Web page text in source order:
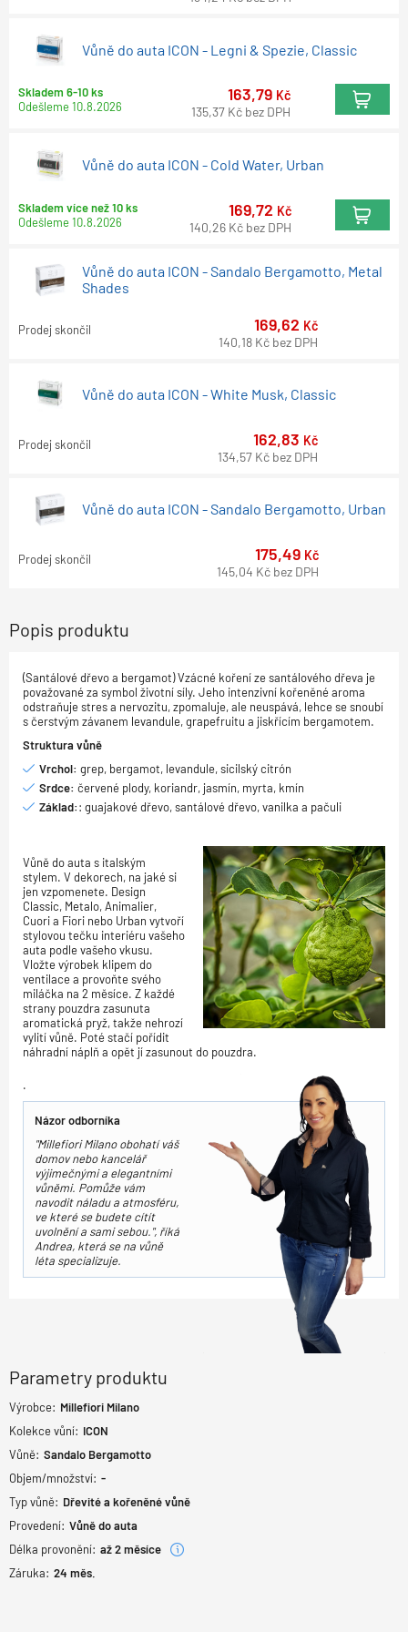
Vůně do auta ICON - Legni & Spezie, Classic
Skladem 6-10 ks
Odešleme10.8.2026
163,79 Kč
135,37 Kč bez DPH
Vůně do auta ICON - Cold Water, Urban
Skladem více než 10 ks
Odešleme10.8.2026
169,72 Kč
140,26 Kč bez DPH
Vůně do auta ICON - Sandalo Bergamotto, Metal
Shades
Prodej skončil 169,62 Kč
140,18 Kč bez DPH
Vůně do auta ICON - White Musk, Classic
Prodej skončil 162,83 Kč
134,57 Kč bez DPH
Vůně do auta ICON - Sandalo Bergamotto, Urban
Prodej skončil 175,49 Kč
145,04 Kč bez DPH
Popis produktu
(Santálové dřevo a bergamot) Vzácné koření ze santálového dřeva je
považované za symbol životní síly. Jeho intenzivní kořeněné aroma
odstraňuje stres a nervozitu, zpomaluje, ale neuspává, lehce se snoubí
s čerstvým závanem levandule, grapefruitu a jiskřícím bergamotem.
Struktura vůně
Vrchol: grep, bergamot, levandule, sicilský citrón
Srdce: červené plody, koriandr, jasmín, myrta, kmín
Základ:: guajakové dřevo, santálové dřevo, vanilka a pačuli
Vůně do auta s italským
stylem. V dekorech, na jaké si
jen vzpomenete. Design
Classic, Metalo, Animalier,
Cuori a Fiori nebo Urban vytvoří
stylovou tečku interiéru vašeho
auta podle vašeho vkusu.
Vložte výrobek klipem do
ventilace a provoňte svého
miláčka na 2 měsíce. Z každé
strany pouzdra zasunuta
aromatická pryž, takže nehrozí
vylití vůně. Poté stačí pořídit
náhradní náplň a opět jí zasunout do pouzdra.
.
Názor odborníka
"Millefiori Milano obohatí váš
domov nebo kancelář
výjimečnými a elegantními
vůněmi. Pomůže vám
navodit náladu a atmosféru,
ve které se budete cítít
uvolnění a sami sebou.", říká
Andrea, která se na vůně
léta specializuje.
Parametry produktu
Výrobce: Millefiori Milano
Kolekce vůní: ICON
Vůně: Sandalo Bergamotto
Objem/množství: -
Typ vůně: Dřevité a kořeněné vůně
Provedení: Vůně do auta
Délka provonění: až 2 měsíce
Záruka: 24 měs.